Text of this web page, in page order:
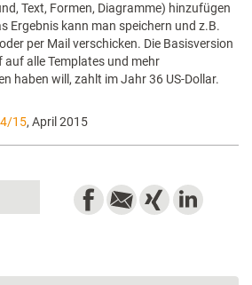
Text, Formen, Diagramme) hinzufügen
Ergebnis kann man speichern und z.B.
per Mail verschicken. Die Basisversion
alle Templates und mehr
haben will, zahlt im Jahr 36 US-Dollar.
15, April 2015